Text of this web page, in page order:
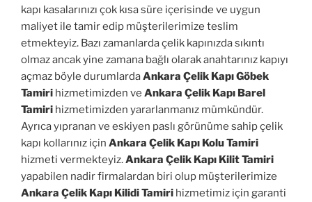
kapı kasalarınızı çok kısa süre içerisinde ve uygun
maliyet ile tamir edip müşterilerimize teslim
etmekteyiz. Bazı zamanlarda çelik kapınızda sıkıntı
olmaz ancak yine zamana bağlı olarak anahtarınız kapıyı
açmaz böyle durumlardaAnkara Çelik Kapı Göbek
Tamiri hizmetimizden ve Ankara Çelik Kapı Barel
Tamiri hizmetimizden yararlanmanız mümkündür.
Ayrıca yıpranan ve eskiyen paslı görünüme sahip çelik
kapı kollarınız için Ankara Çelik Kapı Kolu Tamiri
hizmeti vermekteyiz.Ankara Çelik Kapı Kilit Tamiri
yapabilen nadir firmalardan biri olup müşterilerimize
Ankara Çelik Kapı Kilidi Tamiri hizmetimiz için garanti